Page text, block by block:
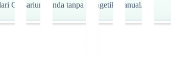
Glosarium Anda tanpa mengetik manual.